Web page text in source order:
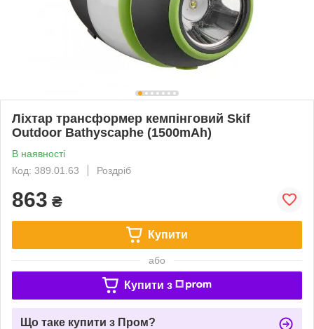
Ліхтар трансформер кемпінговий Skif
Outdoor Bathyscaphe (1500mAh)
В наявності
Код: 389.01.63
Роздріб
863 ₴
Купити
або
Купити з
Що таке купити з Пром?